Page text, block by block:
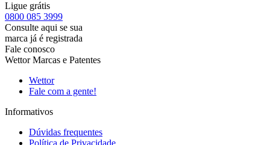
Ligue grátis
0800 085 3999
Consulte aqui se sua
marca já é registrada
Fale conosco
Wettor Marcas e Patentes
Wettor
Fale com a gente!
Informativos
Dúvidas frequentes